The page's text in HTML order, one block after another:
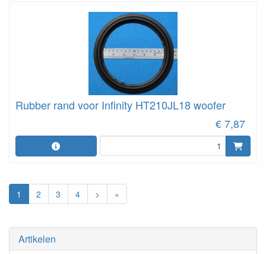
Artikelen
Rubber rand voor Infinity HT210JL18 woofer
€ 7,87
1 2 3 4 > »